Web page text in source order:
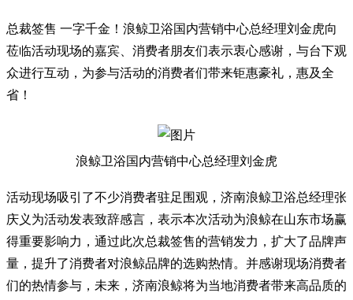
总裁签售 一字千金！浪鲸卫浴国内营销中心总经理刘金虎向
莅临活动现场的嘉宾、消费者朋友们表示衷心感谢，与台下观
众进行互动，为参与活动的消费者们带来钜惠豪礼，惠及全
省！
浪鲸卫浴国内营销中心总经理刘金虎
活动现场吸引了不少消费者驻足围观，济南浪鲸卫浴总经理张
庆义为活动发表致辞感言，表示本次活动为浪鲸在山东市场赢
得重要影响力，通过此次总裁签售的营销发力，扩大了品牌声
量，提升了消费者对浪鲸品牌的选购热情。并感谢现场消费者
们的热情参与，未来，济南浪鲸将为当地消费者带来高品质的